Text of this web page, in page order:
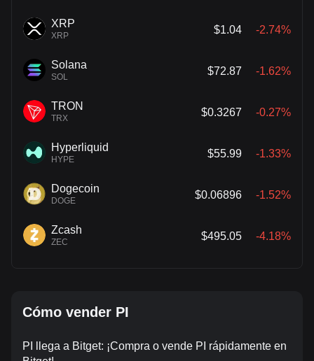
XRP
XRP
$1.04 -2.74%
Solana
SOL
$72.87 -1.62%
TRON
TRX
$0.3267 -0.27%
Hyperliquid
HYPE
$55.99 -1.33%
Dogecoin
DOGE
$0.06896 -1.52%
Zcash
ZEC
$495.05 -4.18%
Cómo vender PI
PI llega a Bitget: ¡Compra o vende PI rápidamente en